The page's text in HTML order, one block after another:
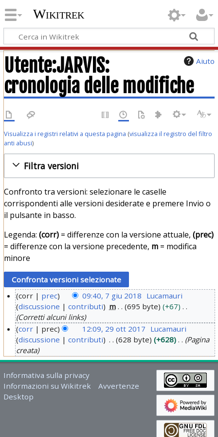
Wikitrek
Aiuto
Utente:JARVIS:
cronologia delle modifiche
Visualizza i registri relativi a questa pagina (visualizza il registro del filtro
anti abusi)
Filtra versioni
Confronto tra versioni: selezionare le caselle
corrispondenti alle versioni desiderate e premere Invio o
il pulsante in basso.
Legenda: (corr)= differenze con la versione attuale, (prec)
= differenze con la versione precedente, m= modifica
minore
2
0
1
8
corr prec 09:40, 7 giu 2018 Lucamauri
discussione
contributi m 695 byte
+67
Corretti alcuni links
9
t
t
2
corr prec 12:09, 29 ott 2017 Lucamauri
discussione
contributi 628 byte +628
Pagina
creata
Informativa sulla privacy
Informazioni su Wikitrek
Avvertenze
Desktop